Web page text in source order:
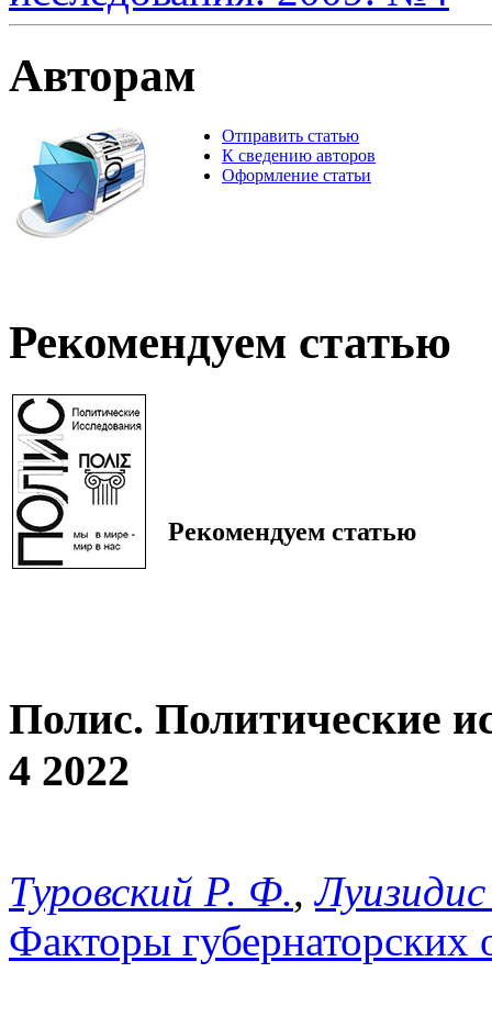
Авторам
Отправить статью
К сведению авторов
Оформление статьи
Рекомендуем статью
Рекомендуем статью
Полис. Политические
4 2022
Туровский Р. Ф.,
Факторы губернаторских